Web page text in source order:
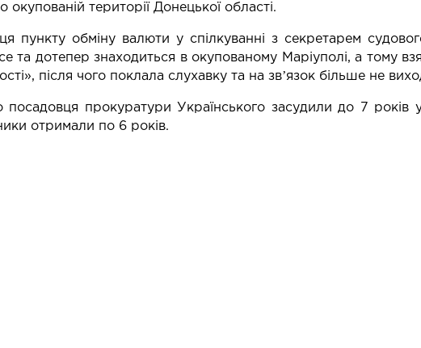
окупованій території Донецької області.
пункту обміну валюти у спілкуванні з секретарем
та дотепер знаходиться в окупованому Маріуполі, а тому
після чого поклала слухавку та на звʼязок більше не
прокуратури Українського засудили до 7 років
отримали по 6 років.